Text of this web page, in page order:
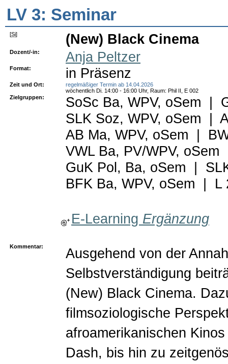
LV 3: Seminar
[Si] (New) Black Cinema
Dozent/-in: Anja Peltzer
Format: in Präsenz
Zeit und Ort:
regelmäßiger Termin ab 14.04.2026
wöchentlich Di. 14:00 - 16:00 Uhr, Raum: Phil II, E 002
Zielgruppen:
SoSc Ba, WPV, oSem |
SLK Soz, WPV, oSem |
AB Ma, WPV, oSem |
VWL Ba, PV/WPV, oSem
GuK Pol, Ba, oSem |
BFK Ba, WPV, oSem | L
E-Learning Ergänzung
Kommentar:
Ausgehend von der
Selbstverständigung
(New) Black Cinema.
filmsoziologische
afroamerikanischen
Dash, bis hin zu